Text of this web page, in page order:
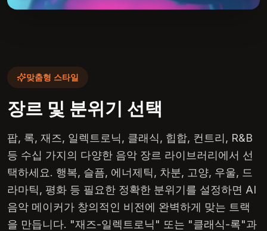
맞춤형 스타일
장르 및 분위기 선택
팝, 록, 재즈, 일렉트로닉, 클래식, 힙합, 컨트리, R&B
등 수십 가지의 다양한 음악 장르 라이브러리에서 선
택하세요. 행복, 슬픔, 에너제틱, 차분, 고양, 우울, 드
라마틱, 평화 등 필요한 정확한 분위기를 설정하면 AI
음악 메이커가 창의적인 비전에 완벽하게 맞는 트랙
을 만듭니다. "재즈-일렉트로닉" 또는 "클래식-록"과